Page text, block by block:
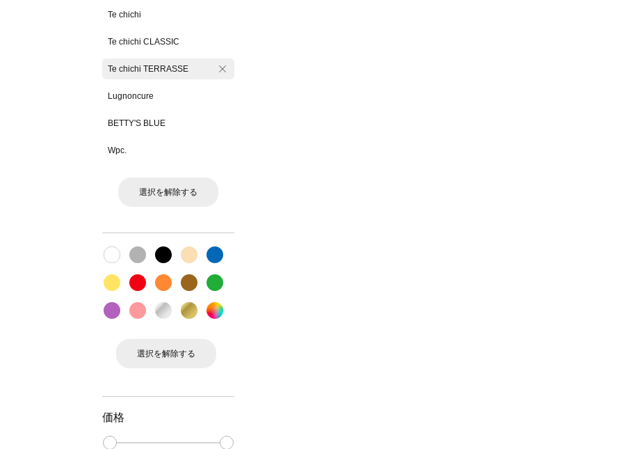
Te chichi
Te chichi CLASSIC
Te chichi TERRASSE
Lugnoncure
BETTY'S BLUE
Wpc.
選択を解除する
選択を解除する
価格